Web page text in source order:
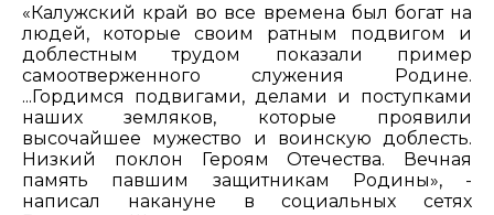
«Калужский край во все времена был богат на
людей, которые своим ратным подвигом и
доблестным трудом показали пример
самоотверженного служения Родине.
...Гордимся подвигами, делами и поступками
наших земляков, которые проявили
высочайшее мужество и воинскую доблесть.
Низкий поклон Героям Отечества. Вечная
память павшим защитникам Родины», -
написал накануне в социальных сетях